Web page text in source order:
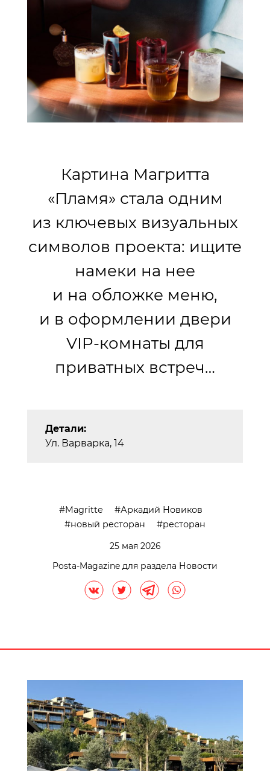
Картина Магритта
«Пламя» стала одним
из ключевых визуальных
символов проекта: ищите
намеки на нее
и на обложке меню,
и в оформлении двери
VIP-комнаты для
приватных встреч…
Детали:
Ул. Варварка, 14
Magritte
Аркадий Новиков
новый ресторан
ресторан
25 мая 2026
Posta-Magazine для раздела Новости